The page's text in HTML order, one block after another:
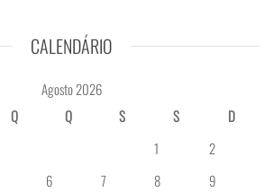
CALENDÁRIO
Agosto 2026
Q Q S S
D
1
2
6 7 8
9